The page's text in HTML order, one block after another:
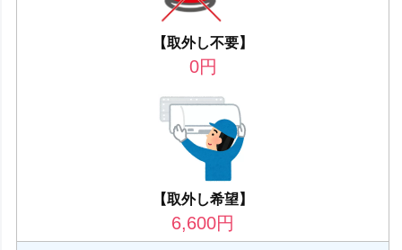
【取外し不要】
0円
【取外し希望】
6,600円